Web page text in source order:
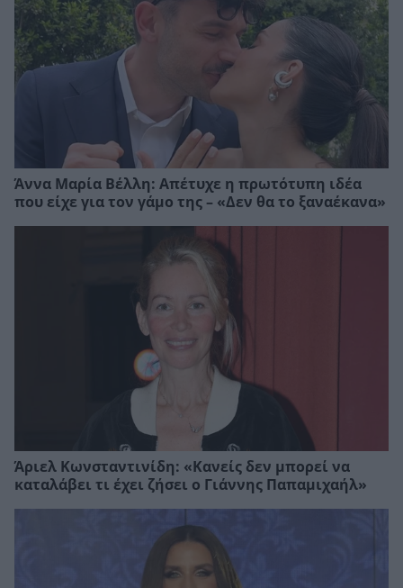
Άννα Μαρία Βέλλη: Απέτυχε η πρωτότυπη ιδέα
που είχε για τον γάμο της – «Δεν θα το ξαναέκανα»
Άριελ Κωνσταντινίδη: «Κανείς δεν μπορεί να
καταλάβει τι έχει ζήσει ο Γιάννης Παπαμιχαήλ»